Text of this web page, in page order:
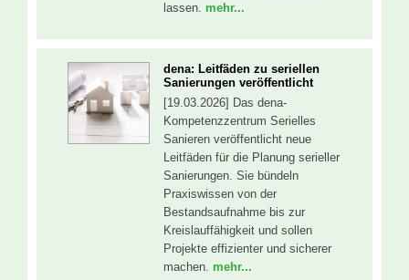
lassen. mehr...
dena: Leitfäden zu seriellen
Sanierungen veröffentlicht
[19.03.2026] Das dena-
Kompetenzzentrum Serielles
Sanieren veröffentlicht neue
Leitfäden für die Planung serieller
Sanierungen. Sie bündeln
Praxiswissen von der
Bestandsaufnahme bis zur
Kreislauffähigkeit und sollen
Projekte effizienter und sicherer
machen. mehr...